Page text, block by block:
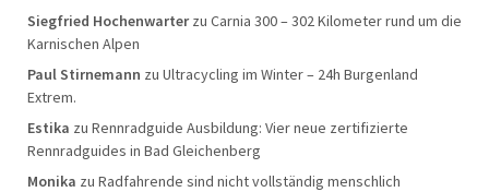
Siegfried Hochenwarterzu Carnia 300 – 302 Kilometer rund um die
Karnischen Alpen
Paul Stirnemann zu Ultracycling im Winter – 24h Burgenland
Extrem.
Estika zu Rennradguide Ausbildung: Vier neue zertifizierte
Rennradguides in Bad Gleichenberg
Monika zu Radfahrende sind nicht vollständig menschlich